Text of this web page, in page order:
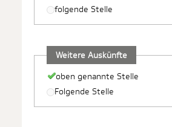
folgende Stelle
Weitere Auskünfte
oben genannte Stelle
Folgende Stelle